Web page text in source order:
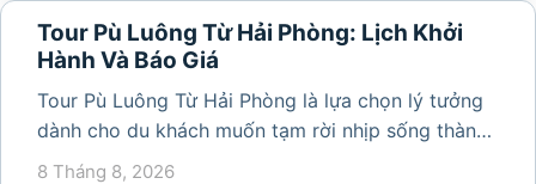
Tour Pù Luông Từ Hải Phòng: Lịch Khởi
Hành Và Báo Giá
Tour Pù Luông Từ Hải Phòng là lựa chọn lý tưởng
dành cho du khách muốn tạm rời nhịp sống thành
phố để tìm về không gian núi rừng trong lành,
8 Tháng 8, 2026